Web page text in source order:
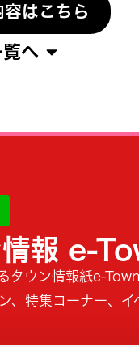
容はこちら
覧へ
情報 e-
タウン情報紙e-
、特集コーナー、